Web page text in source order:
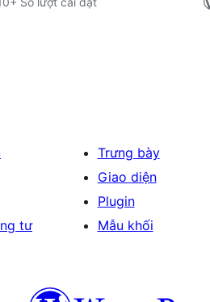
tư
Trưng bày
Giao diện
Plugin
Mẫu khối